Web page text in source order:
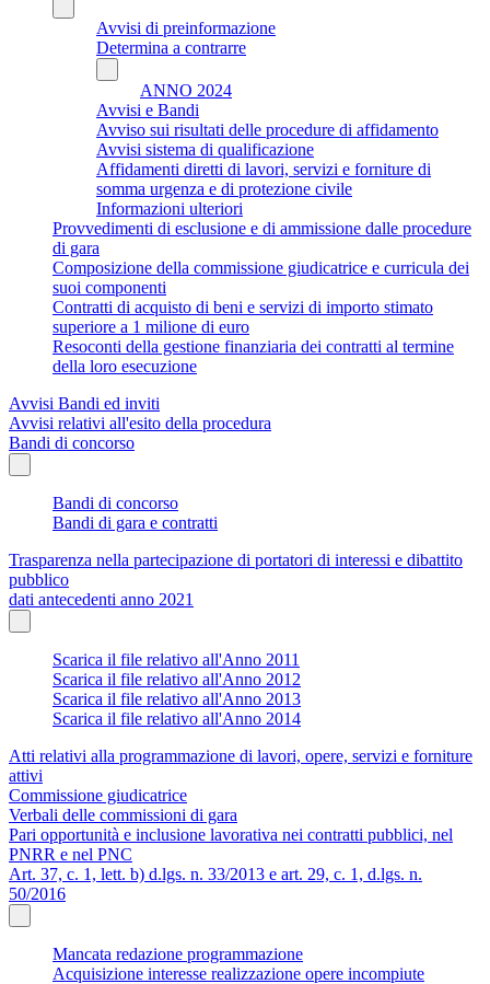
Avvisi di preinformazione
Determina a contrarre
ANNO 2024
Avvisi e Bandi
Avviso sui risultati delle procedure di affidamento
Avvisi sistema di qualificazione
Affidamenti diretti di lavori, servizi e forniture di
somma urgenza e di protezione civile
Informazioni ulteriori
Provvedimenti di esclusione e di ammissione dalle procedure
di gara
Composizione della commissione giudicatrice e curricula dei
suoi componenti
Contratti di acquisto di beni e servizi di importo stimato
superiore a 1 milione di euro
Resoconti della gestione finanziaria dei contratti al termine
della loro esecuzione
Avvisi Bandi ed inviti
Avvisi relativi all'esito della procedura
Bandi di concorso
Bandi di concorso
Bandi di gara e contratti
Trasparenza nella partecipazione di portatori di interessi e dibattito
pubblico
dati antecedenti anno 2021
Scarica il file relativo all'Anno 2011
Scarica il file relativo all'Anno 2012
Scarica il file relativo all'Anno 2013
Scarica il file relativo all'Anno 2014
Atti relativi alla programmazione di lavori, opere, servizi e forniture
attivi
Commissione giudicatrice
Verbali delle commissioni di gara
Pari opportunità e inclusione lavorativa nei contratti pubblici, nel
PNRR e nel PNC
Art. 37, c. 1, lett. b) d.lgs. n. 33/2013 e art. 29, c. 1, d.lgs. n.
50/2016
Mancata redazione programmazione
Acquisizione interesse realizzazione opere incompiute